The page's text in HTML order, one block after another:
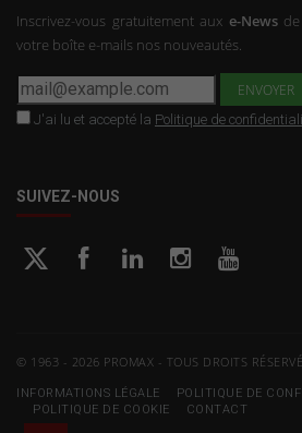
Inscrivez-vous gratuitement aux e-Newsde
votre boîte e-mails nos nouveautés.
J'ai lu et accepté la Politique de
SUIVEZ-NOUS
© 1963 - 2026 PROMAX - TOUS DROITS
INFORMATIONS LÉGALE
POLITIQUE DE
POLITIQUE DE COOKIE
CONTACT